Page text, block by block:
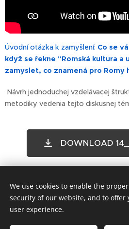
Úvodní otázka k zamyšlení: Co se
když se řekne "Romská kultura a
zamyslet, co znamená pro Romy
Návrh jednoduchej vzdelávacej
metodiky vedenia tejto diskusnej
DOWNLOAD
We use cookies to enable the
security of our website, and to offer
user experience.